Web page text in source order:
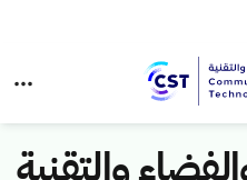
والتقنية